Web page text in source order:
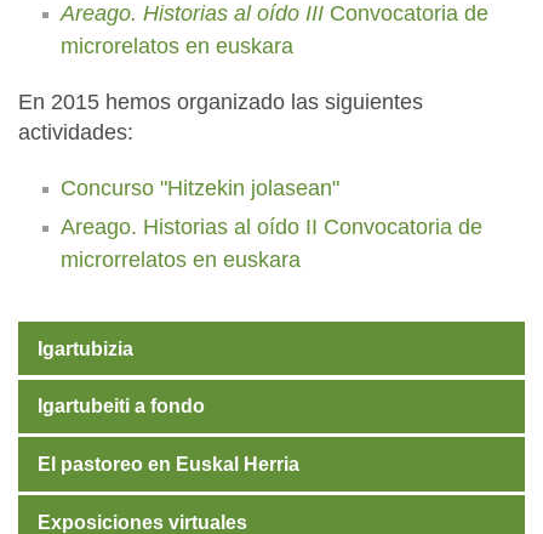
Areago. Historias al oído III Convocatoria de
microrelatos en euskara
En 2015 hemos organizado las siguientes
actividades:
Concurso "Hitzekin jolasean"
Areago. Historias al oído II Convocatoria de
microrrelatos en euskara
Igartubizia
Igartubeiti a fondo
El pastoreo en Euskal Herria
Exposiciones virtuales